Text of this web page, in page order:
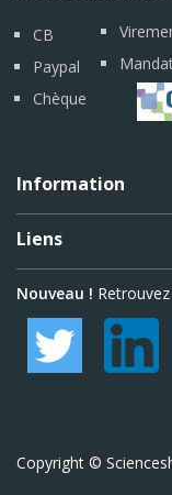
CB
Paypal
Chèque
Information
Liens
Nouveau !
Copyright ©